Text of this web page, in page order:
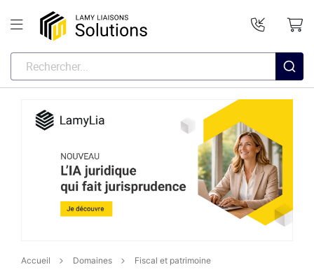
Accueil Domaines Fiscal et patrimoine